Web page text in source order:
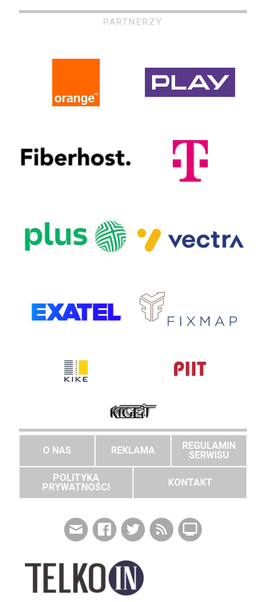
PARTNERZY
O NAS REKLAMA
REGULAMIN
SERWISU
POLITYKA
PRYWATNOŚCI
KONTAKT